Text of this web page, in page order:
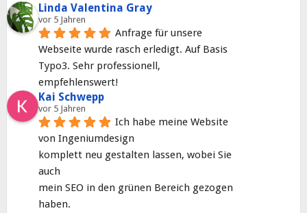
Linda Valentina Gray
vor 5 Jahren
Anfrage für unsere
Webseite wurde rasch erledigt. Auf Basis
Typo3. Sehr professionell,
empfehlenswert!
Kai Schwepp
vor 5 Jahren
Ich habe meine Website
von Ingeniumdesign
komplett neu gestalten lassen, wobei Sie
auch
mein SEO in den grünen Bereich gezogen
haben.